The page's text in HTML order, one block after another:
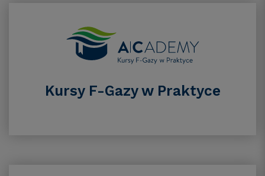
Kursy F-Gazy w Praktyce